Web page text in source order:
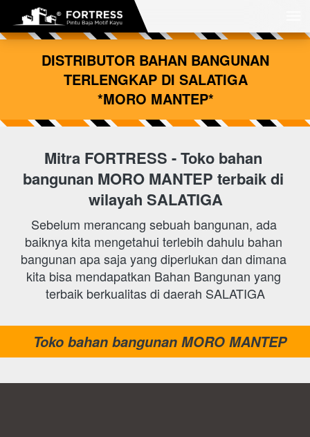
TERLENGKAP DI SALATIGA
*MORO MANTEP*
Mitra FORTRESS - Toko bahan
bangunan MORO MANTEP terbaik di
wilayah SALATIGA
Sebelum merancang sebuah bangunan, ada
baiknya kita mengetahui terlebih dahulu bahan
bangunan apa saja yang diperlukan dan dimana
kita bisa mendapatkan Bahan Bangunan yang
terbaik berkualitas di daerah SALATIGA
Toko bahan bangunan MORO MANTEP